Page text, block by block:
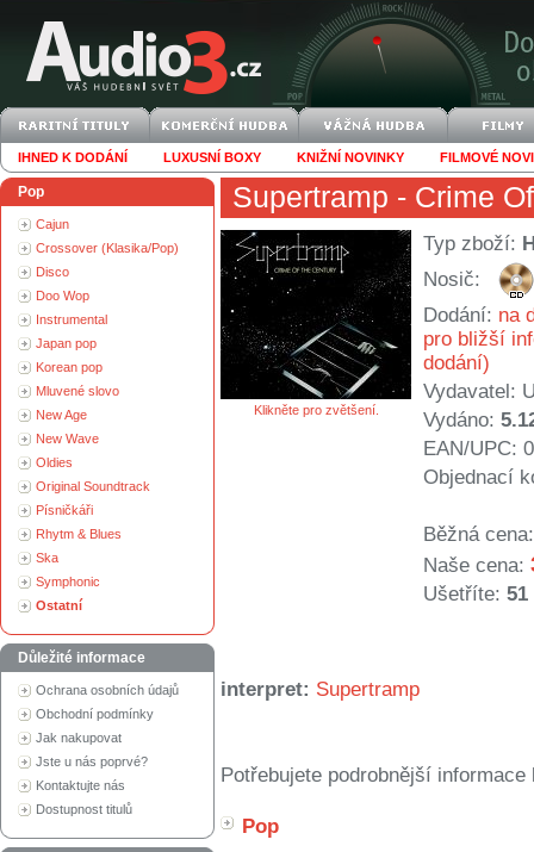
IHNED K DODÁNÍ LUXUSNÍ BOXY KNIŽNÍ NOVINKY FILMOVÉ
Pop
Cajun
Crossover (Klasika/Pop)
Disco
Doo Wop
Instrumental
Japan pop
Korean pop
Mluvené slovo
New Age
New Wave
Oldies
Original Soundtrack
Písničkáři
Rhytm & Blues
Ska
Symphonic
Ostatní
Důležité informace
Ochrana osobních údajů
Obchodní podmínky
Jak nakupovat
Jste u nás poprvé?
Kontaktujte nás
Dostupnost titulů
Supertramp - Crime
Klikněte pro zvětšení.
Typ zboží:
Nosič:
Dodání: na
pro bližší
dodání)
Vydavatel:
Vydáno:
EAN/UPC:
Objednací
Běžná cena:
Naše cena:
Ušetříte: 51
interpret: Supertramp
Potřebujete podrobnější
Pop